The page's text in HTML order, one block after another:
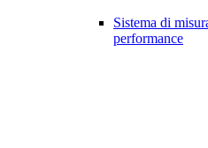
Sistema di
performance